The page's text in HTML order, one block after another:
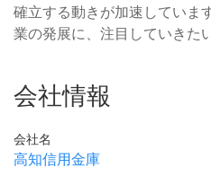
確立する動きが加速していま
業の発展に、注目していきた
会社情報
会社名
高知信用金庫